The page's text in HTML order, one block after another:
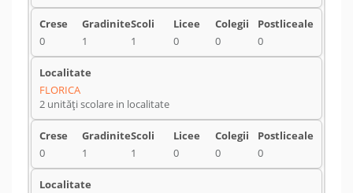
0 1 1 0 0 0
FLORICA
2 unități scolare in localitate
0 1 1 0 0 0